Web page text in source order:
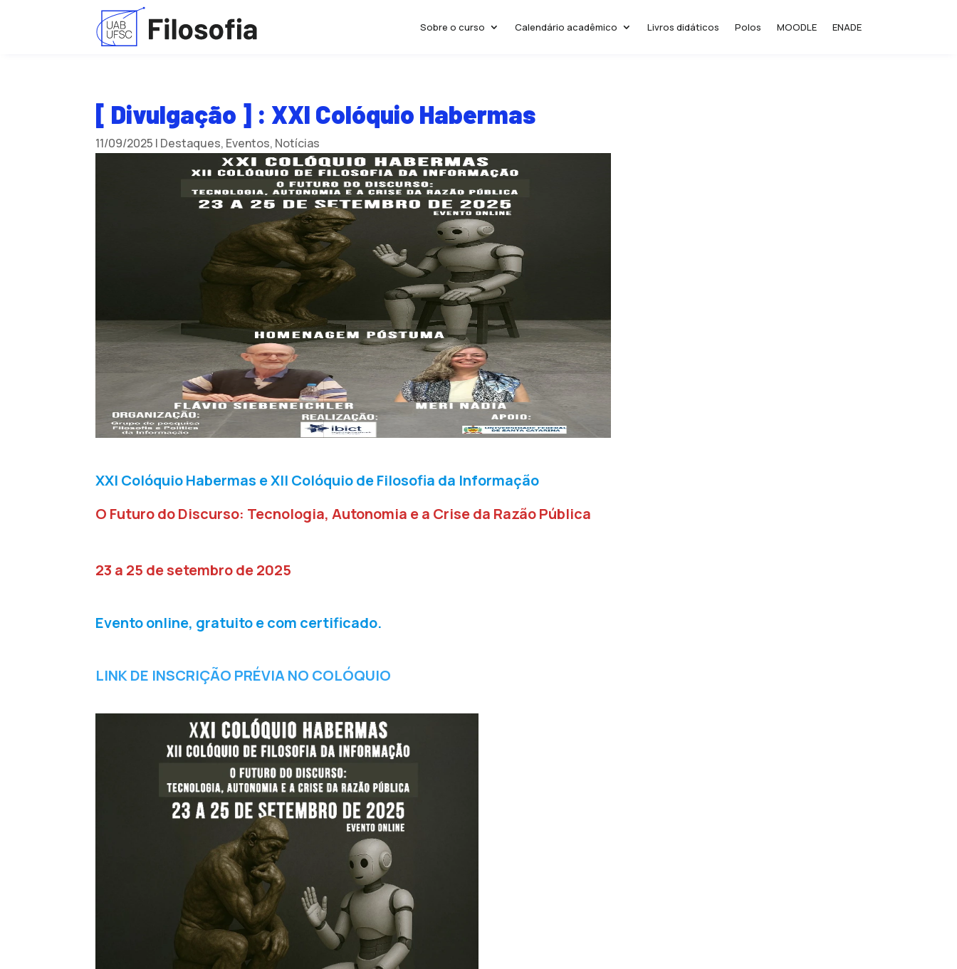
Sobre o curso Calendário acadêmico Livros didáticos Polos MOODLE ENADE
[ Divulgação ] : XXI Colóquio Habermas
11/09/2025 | Destaques, Eventos, Notícias
XXI Colóquio Habermas e XII Colóquio de Filosofia da Informação
O Futuro do Discurso: Tecnologia, Autonomia e a Crise da Razão Pública
23 a 25 de setembro de 2025
Evento online, gratuito e com certificado.
LINK DE INSCRIÇÃO PRÉVIA NO COLÓQUIO